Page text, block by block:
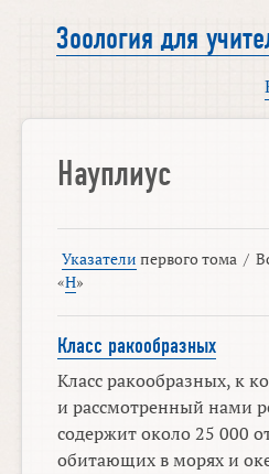
Зоология для
Науплиус
Указатели первого тома /
«Н»
Класс ракообразных
Класс ракообразных, к
и рассмотренный нами
содержит около 25 000
обитающих в морях и